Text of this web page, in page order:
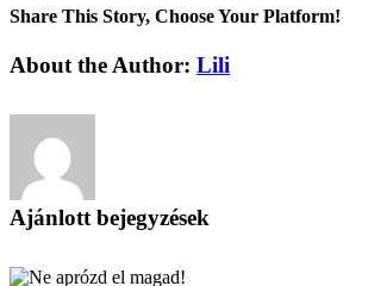
Share This Story, Choose Your Platform!
Facebook
X
Reddit
LinkedIn
Pinterest
Vk
About the Author: Lili
Ajánlott bejegyzések